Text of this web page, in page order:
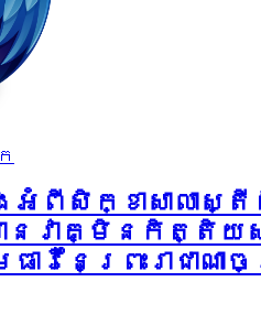
ពីសិក្ខាសាលាស្
នវាគ្មិនកិត្តិយស
ធាវីនៃព្រះរាជា